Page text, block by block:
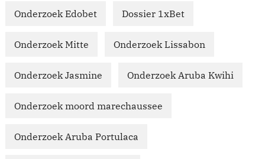
Onderzoek Edobet Dossier 1xBet
Onderzoek Mitte Onderzoek Lissabon
Onderzoek Jasmine Onderzoek Aruba Kwihi
Onderzoek moord marechaussee
Onderzoek Aruba Portulaca